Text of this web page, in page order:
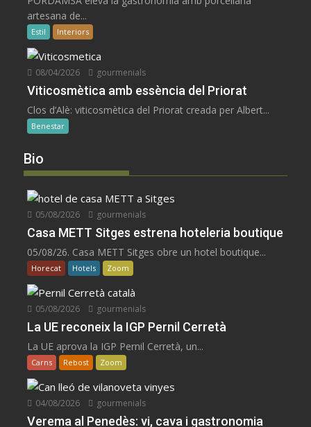
artesana de...
Estil Interiors
08/04/2026 gourmenials
Viticosmètica amb essència del Priorat
Clos d’Alè: viticosmètica del Priorat creada per Albert...
Benestar
Bio
05/08/2026 gourmenials
Casa METT Sitges estrena hoteleria boutique
05/08/26. Casa METT Sitges obre un hotel boutique...
Horecat Hotels Zoom
05/08/2026 gourmenials
La UE reconeix la IGP Pernil Cerretà
La UE aprova la IGP Pernil Cerretà, un...
Carns Rebost Zoom
04/08/2026 gourmenials
Verema al Penedès: vi, cava i gastronomia